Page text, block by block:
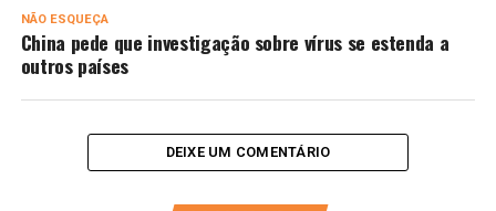
NÃO ESQUEÇA
China pede que investigação sobre vírus se estenda a
outros países
DEIXE UM COMENTÁRIO